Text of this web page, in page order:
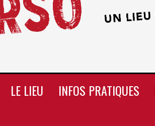
LE LIEU INFOS PRATIQUES